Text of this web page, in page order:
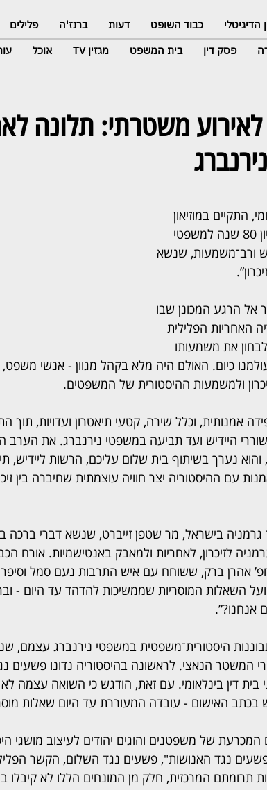
הדיגיטלי כבוד השופט דעות ברנז'ה פלילים
פסק דין בית המשפט מגזין TV אוכל
לאירוע משטרתי: תלונה
התקיים במוזיאון
העם היהודי ערב מרכזי לציון 80 שנה למשפטי
ורב־משמעות, שנשא
אל הרגע המכונן שבו
האחריות הפלילית
את משמעותו
כיום. האולם היה מלא בקהל מגוון - אנשי משפט,
ולמשמעות ההיסטורית של המשפטים.
אמנותית, וכלל שירה, קטעי תיאטרון ועדויות, תוך
היידיש ועד תביעה במשפטי נירנברג. את הערב
נערך בשיתוף בית שלום עליכם, הרשות ליידיש,
עם ההיסטוריה יצר חוויה עוצמתית שחיברה בין
בישראל, מר שטפן זייברט, שנשא דברי ברכה
לזיכרון, לאחריות ולמאבק באנטישמיות. אורח
אהרן ברק, ששוחח עם איש התרבות נעם סמל וסיפר
השאלות המוסריות שממשיכות להדהד עד היום -
אנחנו?”.
לדין 22 מבכירי המשטר הנאצי. לראשונה בהיסטוריה נדונו
דין בינלאומי. עם זאת, הודגש כי השואה עצמה
האישום - עובדה המעוררת עד היום שאלות
של משפטנים והוגים יהודים לעיצוב מושגי
נגד האנושות", פשעים נגד השלום, הקשר
המרכזית, חלק מן המונחים הללו לא קיבלו